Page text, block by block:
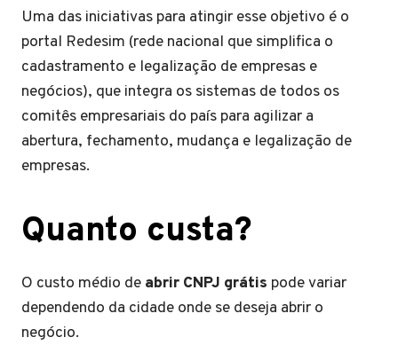
Uma das iniciativas para atingir esse objetivo é o
portal Redesim (rede nacional que simplifica o
cadastramento e legalização de empresas e
negócios), que integra os sistemas de todos os
comitês empresariais do país para agilizar a
abertura, fechamento, mudança e legalização de
empresas.
Quanto custa?
O custo médio de abrir CNPJ grátis pode variar
dependendo da cidade onde se deseja abrir o
negócio.